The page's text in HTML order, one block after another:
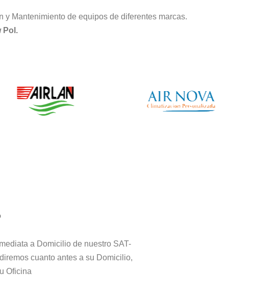
Mantenimiento de equipos de diferentes marcas.
Pol.
a Domicilio de nuestro SAT-
cuanto antes a su Domicilio,
Oficina